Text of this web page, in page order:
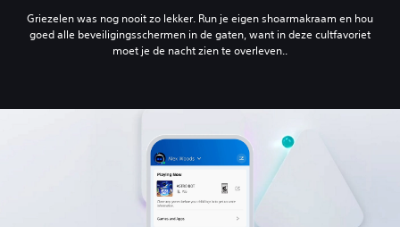
Griezelen was nog nooit zo lekker. Run je eigen shoarmakraam en hou
goed alle beveiligingsschermen in de gaten, want in deze cultfavoriet
moet je de nacht zien te overleven..